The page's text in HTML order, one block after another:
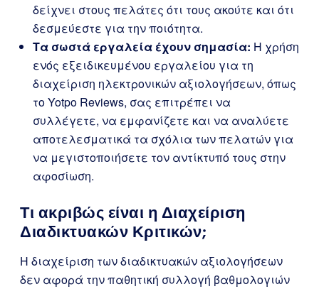
δείχνει στους πελάτες ότι τους ακούτε και ότι
δεσμεύεστε για την ποιότητα.
Τα σωστά εργαλεία έχουν σημασία: Η χρήση
ενός εξειδικευμένου εργαλείου για τη
διαχείριση ηλεκτρονικών αξιολογήσεων, όπως
το Yotpo Reviews, σας επιτρέπει να
συλλέγετε, να εμφανίζετε και να αναλύετε
αποτελεσματικά τα σχόλια των πελατών για
να μεγιστοποιήσετε τον αντίκτυπό τους στην
αφοσίωση.
Τι ακριβώς είναι η Διαχείριση
Διαδικτυακών Κριτικών;
Η διαχείριση των διαδικτυακών αξιολογήσεων
δεν αφορά την παθητική συλλογή βαθμολογιών